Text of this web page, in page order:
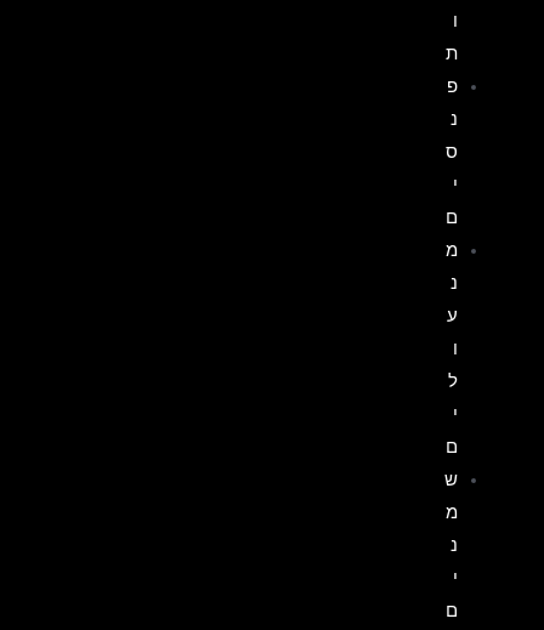
ו
ת
פ
נ
ס
י
ם
מ
נ
ע
ו
ל
י
ם
ש
מ
נ
י
ם